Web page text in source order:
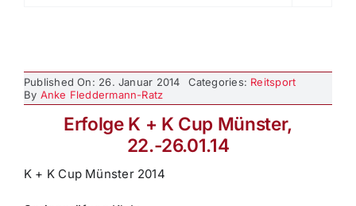
Published On: 26. Januar 2014 Categories: Reitsport
By Anke Fleddermann-Ratz
Erfolge K + K Cup Münster,
22.-26.01.14
K + K Cup Münster 2014